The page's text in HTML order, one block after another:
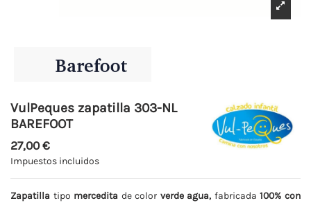
VulPeques zapatilla 303-NL
BAREFOOT
27,00 €
Impuestos incluidos
Zapatilla tipo mercedita de color verde agua, fabricada100% con